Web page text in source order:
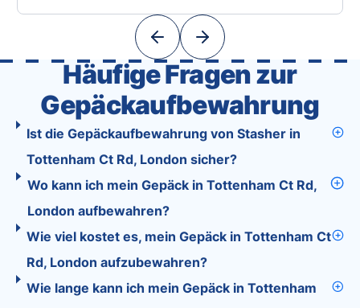
With Tourist, your trip planning becomes as
Häufige Fragen zur
Gepäckaufbewahrung
Ist die Gepäckaufbewahrung von Stasher in
Tottenham Ct Rd, London sicher?
Wo kann ich mein Gepäck in Tottenham Ct Rd,
London aufbewahren?
Wie viel kostet es, mein Gepäck in Tottenham Ct
Rd, London aufzubewahren?
Wie lange kann ich mein Gepäck in Tottenham